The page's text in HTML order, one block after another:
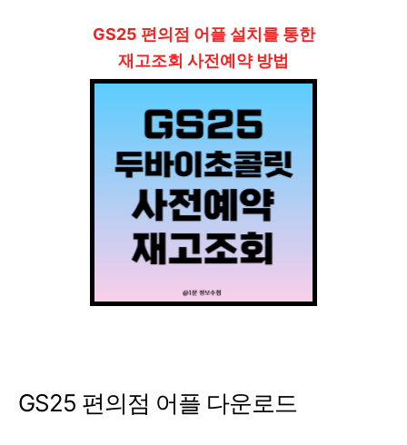
GS25 편의점 어플 설치를 통한
재고조회 사전예약 방법
GS25 편의점 어플 다운로드